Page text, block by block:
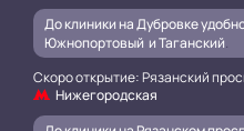
До клиники на Дубровке
Южнопортовый и Таганский.
Скоро открытие: Рязанский
Нижегородская